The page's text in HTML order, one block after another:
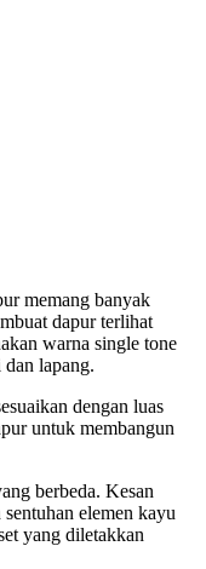
memang banyak
dapur terlihat
warna single tone
lapang.
dengan luas
untuk membangun
berbeda. Kesan
elemen kayu
yang diletakkan